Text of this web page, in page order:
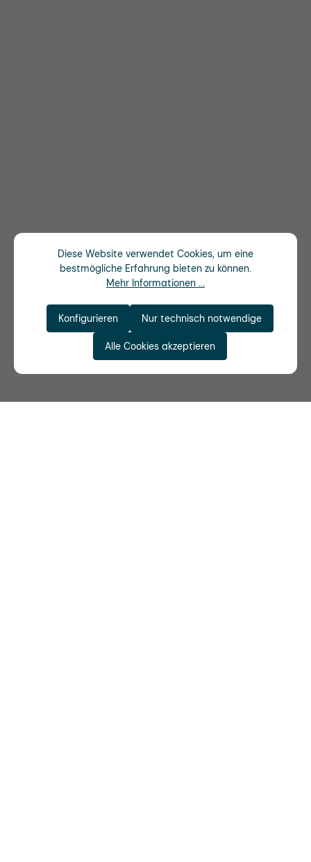
Diese Website verwendet Cookies, um eine
bestmögliche Erfahrung bieten zu können.
Mehr Informationen ...
Nur technisch notwendige
Konfigurieren
Alle Cookies akzeptieren